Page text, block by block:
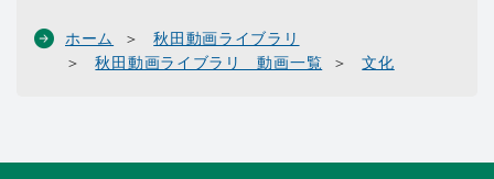
ホーム
秋田動画ライブラリ
秋田動画ライブラリ 動画一覧
文化